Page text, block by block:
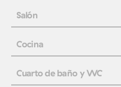
Salón
Cocina
Cuarto de baño y WC